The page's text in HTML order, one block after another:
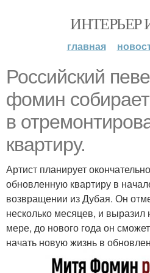
ИНТЕРЬЕР
главная
Российский
фомин
в
квартиру.
Артист планирует
обновленную квартиру в
возвращении из Дубая. Он
несколько месяцев, и выразил
мере, до нового года он
начать новую жизнь в